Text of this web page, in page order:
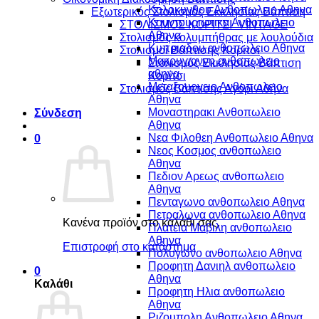
Εξωτερικός Στολισμός Εκκλησίας Βάπτιση
ΣΤΟΛΙΣΜΟΣ ΚΟΡΙΤΣΙ VINTAGE
Στολισμός κολυμπήθρας με λουλούδια
Στολισμοί Βάπτισης Κορίτσι
Στολισμός Εκκλησίας Βάπτιση
Κορίτσι
Στολισμός Βάπτισης Αγόρι Αθήνα
Σύνδεση
0
Κανένα προϊόν στο καλάθι σας.
Επιστροφή στο κατάστημα
0
Καλάθι
Κολοκυνθου Ανθοπωλειο Αθηνα
Κουντουριωτικα Ανθοπωλειο
Αθηνα
Κυπριαδου ανθοπωλειο Αθηνα
Μακρυγιαννη ανθοπωλειο
αθηνα
Μεταξουργειο Ανθοπωλειο
Αθηνα
Μοναστηρακι Ανθοπωλειο
Αθηνα
Νεα Φιλοθεη Ανθοπωλειο Αθηνα
Νεος Κοσμος ανθοπωλειο
Αθηνα
Πεδιον Αρεως ανθοπωλειο
Αθηνα
Πενταγωνο ανθοπωλειο Αθηνα
Πετραλωνα ανθοπωλειο Αθηνα
Πλατεια Μαβιλη ανθοπωλειο
Αθηνα
Πολυγωνο ανθοπωλειο Αθηνα
Προφητη Δανιηλ ανθοπωλειο
Αθηνα
Προφητη Ηλια ανθοπωλειο
Αθηνα